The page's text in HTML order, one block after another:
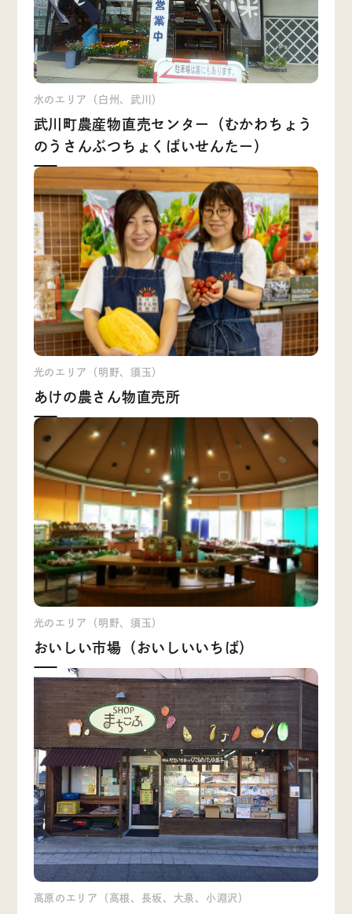
水のエリア（白州、武川）
武川町農産物直売センター（むかわちょう
のうさんぶつちょくばいせんたー）
光のエリア（明野、須玉）
あけの農さん物直売所
光のエリア（明野、須玉）
おいしい市場（おいしいいちば）
高原のエリア（高根、長坂、大泉、小淵沢）